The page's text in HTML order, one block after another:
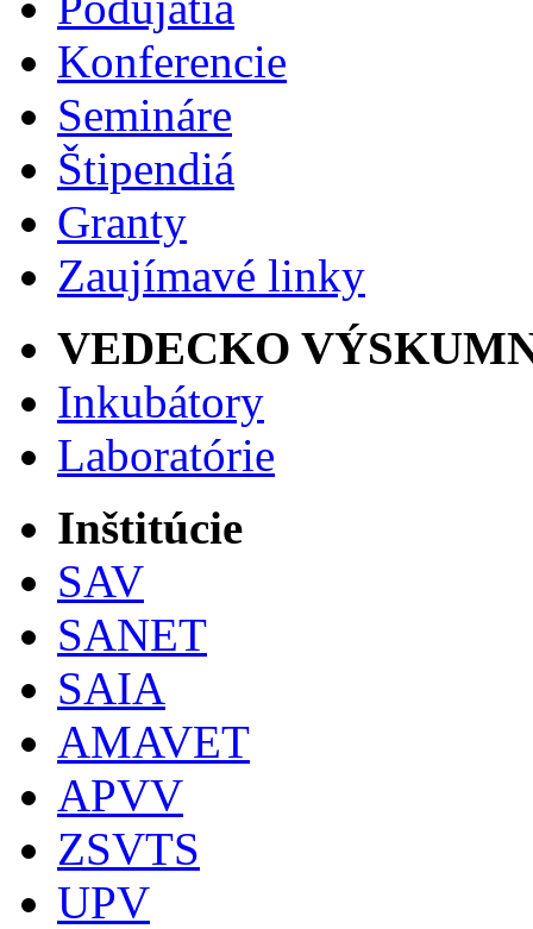
Konferencie
Semináre
Štipendiá
Granty
Zaujímavé linky
VEDECKO
Inkubátory
Laboratórie
Inštitúcie
SAV
SANET
SAIA
AMAVET
APVV
ZSVTS
UPV